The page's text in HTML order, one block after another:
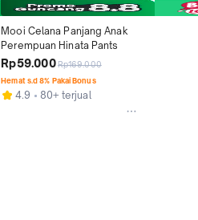
Mooi Celana Panjang Anak
Perempuan Hinata Pants
Rp59.000Rp169.000
Hemat s.d 8% Pakai Bonus
4.9 80+ terjual